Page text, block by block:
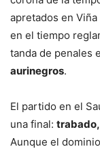
apretados en
en el tiempo
tanda de penales
aurinegros.
El partido en el
una final:
Aunque el